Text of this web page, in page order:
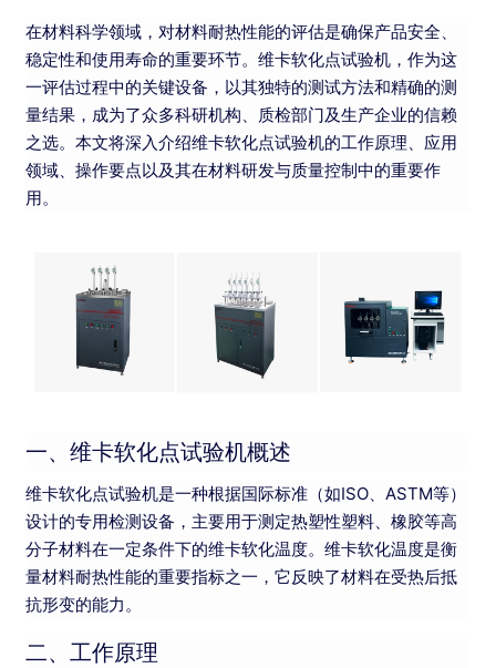
在材料科学领域，对材料耐热性能的评估是确保产品安全、
稳定性和使用寿命的重要环节。维卡软化点试验机，作为这
一评估过程中的关键设备，以其独特的测试方法和精确的测
量结果，成为了众多科研机构、质检部门及生产企业的信赖
之选。本文将深入介绍维卡软化点试验机的工作原理、应用
领域、操作要点以及其在材料研发与质量控制中的重要作
用。
一、维卡软化点试验机概述
维卡软化点试验机是一种根据国际标准（如ISO、ASTM等）
设计的专用检测设备，主要用于测定热塑性塑料、橡胶等高
分子材料在一定条件下的维卡软化温度。维卡软化温度是衡
量材料耐热性能的重要指标之一，它反映了材料在受热后抵
抗形变的能力。
二、工作原理